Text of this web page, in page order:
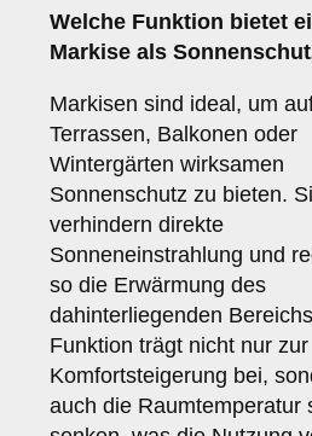
Welche Funktion bietet
Markise als
Markisen sind ideal, um
Terrassen, Balkonen oder
Wintergärten wirksamen
Sonnenschutz zu bieten.
verhindern direkte
Sonneneinstrahlung und
so die Erwärmung des
dahinterliegenden
Funktion trägt nicht nur zur
Komfortsteigerung bei,
auch die Raumtemperatur